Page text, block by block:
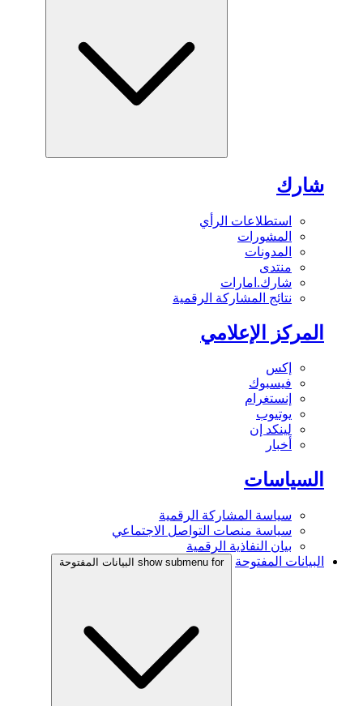
شارك
استطلاعات الرأي
المشورات
المدونات
منتدى
شارك.امارات
نتائج المشاركة الرقمية
المركز الإعلامي
إكس
فيسبوك
إنستغرام
يوتيوب
لينكد إن
أخبار
السياسات
سياسة المشاركة الرقمية
سياسة منصات التواصل الاجتماعي
بيان النفاذية الرقمية
البيانات المفتوحة
show submenu for البيانات المفتوحة